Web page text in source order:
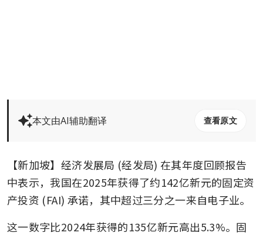
本文由AI辅助翻译 查看原文
【新加坡】经济发展局 (经发局) 在其年度回顾报告
中表示，我国在2025年获得了约142亿新元的固定资
产投资 (FAI) 承诺，其中超过三分之一来自电子业。
这一数字比2024年获得的135亿新元高出5.3%。固